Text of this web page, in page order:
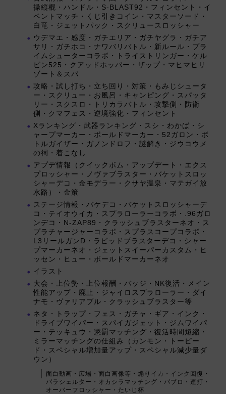
操縦棍・ハンドル・S-BLAST92・フィンセント・イ
ベントマッチ・くじ引きコイン・マスターソード・
白竜・ジェットパック・スクリュースロッシャー
ウデマエ・感度・ガチエリア・ガチヤグラ・ガチア
サリ・ガチホコ・ナワバリバトル・新ルール・プラ
イムシューターコラボ・トライストリンガー・ケル
ビン525・クアッドホッパー・ザップ・マヒマヒリ
ゾート＆スパ
攻略・試し打ち・立ち回り・対策・もみじシュータ
ー・スクリュー・お風呂・キャンピング・スパッタ
リー・スクスロ・トリカラバトル・攻撃側・防衛
側・クマフェス・逆境強化・フィンセント
Xランキング・武器ランキング・スシ・わかば・シ
ャープマーカー・ボールドマーカー・52ガロン・ボ
トルガイザー・ガノンドロフ・謎解き・ジウコウメ
の祠・着こなし
アプデ情報（クイックボム・アップデート・エクス
プロッシャー・ノヴァブラスター・バケットスロッ
シャーデコ・金モデラー・クサヤ温泉・マテガイ放
水路）・金策
ステージ情報・バケデコ・バケットスロッシャーデ
コ・テイオウイカ・スプラローラーコラボ・.96ガロ
ンデコ・N-ZAP89・クラッシュブラスターネオ・ス
プラチャージャーコラボ・スプラスコープコラボ・
L3リールガンD・ラピッドブラスターデコ・シャー
プマーカーネオ・ジェットスイーパーカスタム・ヒ
ッセン・ヒュー・ボールドマーカーネオ
イラスト
大会・上位勢・上位報酬・バッジ・NK復活・メイン
性能アップ・廃止・ジャイロスプラローラー・ダイ
ナモ・ヴァリアブル・クラッシュブラスター等
ネタ・トラップ・フェス・ガチャ・ギア・インク・
ドライブワイパー・スパイガジェット・ジムワイパ
ー・テッキュウ・懲罰マッチング・復活時間短縮・
ミラーマッチングの仕組み（カンモン・トーピー
ド・スペシャル増加量アップ・スペシャル減少量ダ
ウン）
面白動画・広場・面白画像等・煽りイカ・インク回復・
パラシェルター・オカシラマッチング・パブロ・連打・
オーバーフロッシャー・たいじ杯